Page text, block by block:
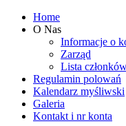
Home
O Nas
Informacje o
Zarząd
Lista
Regulamin polowań
Kalendarz myśliwski
Galeria
Kontakt i nr konta